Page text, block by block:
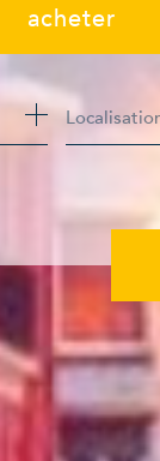
acheter
de l'ancien
de l'immo pro